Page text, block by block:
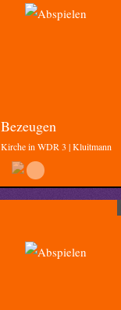
Bezeugen
Kirche in WDR 3 | Kluitmann